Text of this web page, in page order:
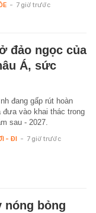
- 7 giờ trước
đảo ngọc của
Á, sức
đang gấp rút hoàn
đưa vào khai thác trong
sau - 2027.
- ĐI - 7 giờ trước
nóng bỏng